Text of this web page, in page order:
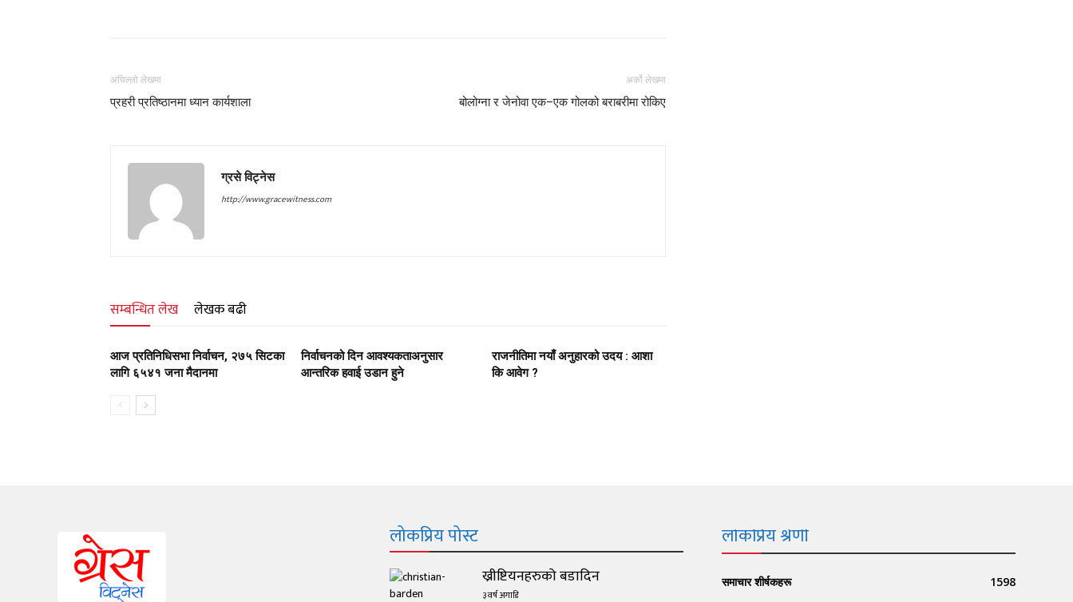
अघिल्लो लेखमा
प्रहरी प्रतिष्ठानमा ध्यान कार्यशाला
अर्को लेखमा
बोलोग्ना र जेनोवा एक–एक गोलको बराबरीमा रोकिए
ग्रसे विट्नेस
http://www.gracewitness.com
सम्बन्धित लेख लेखक बढी
आज प्रतिनिधिसभा निर्वाचन, २७५ सिटका
लागि ६५४१ जना मैदानमा
निर्वाचनको दिन आवश्यकताअनुसार
आन्तरिक हवाई उडान हुने
राजनीतिमा नयाँ अनुहारको उदय : आशा
कि आवेग ?
लोकप्रिय पोस्ट
ख्रीष्टियनहरुको बडादिन
३ वर्ष अगाडि
लोकप्रिय श्रेणी
समाचार शीर्षकहरू
1598